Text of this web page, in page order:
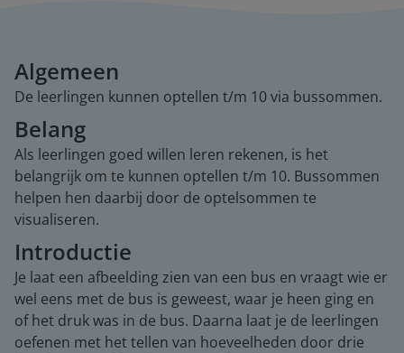
Algemeen
De leerlingen kunnen optellen t/m 10 via bussommen.
Belang
Als leerlingen goed willen leren rekenen, is het
belangrijk om te kunnen optellen t/m 10. Bussommen
helpen hen daarbij door de optelsommen te
visualiseren.
Introductie
Je laat een afbeelding zien van een bus en vraagt wie er
wel eens met de bus is geweest, waar je heen ging en
of het druk was in de bus. Daarna laat je de leerlingen
oefenen met het tellen van hoeveelheden door drie